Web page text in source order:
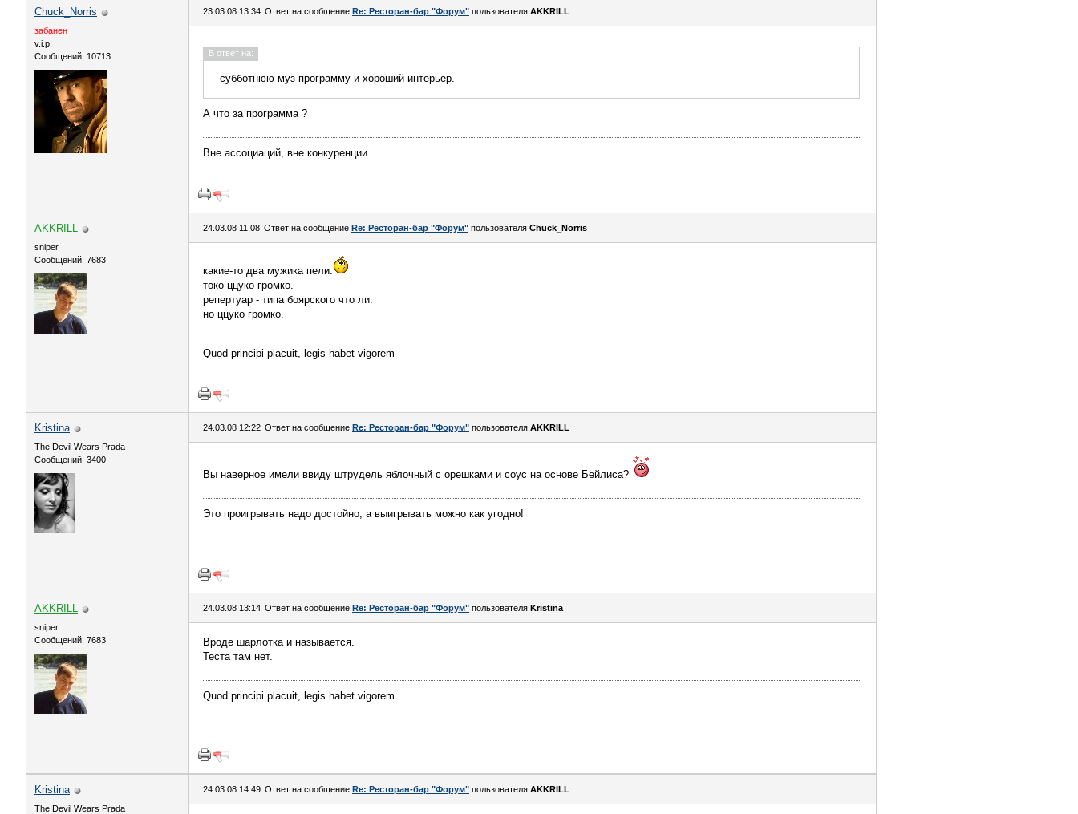
Chuck_Norris
забанен
v.i.p.
Сообщений: 10713
23.03.08 13:34 Ответ на сообщение Re: Ресторан-бар "Форум" пользователя AKKRILL
В ответ на:
субботнюю муз программу и хороший интерьер.
А что за программа ?
Вне ассоциаций, вне конкуренции...
AKKRILL
sniper
Сообщений: 7683
24.03.08 11:08 Ответ на сообщение Re: Ресторан-бар "Форум" пользователя Chuck_Norris
какие-то два мужика пели.
токо ццуко громко.
репертуар - типа боярского что ли.
но ццуко громко.
Quod principi placuit, legis habet vigorem
Kristina
The Devil Wears Prada
Сообщений: 3400
24.03.08 12:22 Ответ на сообщение Re: Ресторан-бар "Форум" пользователя AKKRILL
Вы наверное имели ввиду штрудель яблочный с орешками и соус на основе Бейлиса?
Это проигрывать надо достойно, а выигрывать можно как угодно!
AKKRILL
sniper
Сообщений: 7683
24.03.08 13:14 Ответ на сообщение Re: Ресторан-бар "Форум" пользователя Kristina
Вроде шарлотка и называется.
Теста там нет.
Quod principi placuit, legis habet vigorem
Kristina
The Devil Wears Prada
24.03.08 14:49 Ответ на сообщение Re: Ресторан-бар "Форум" пользователя AKKRILL